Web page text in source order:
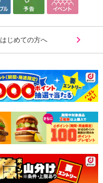
はじめての方へ